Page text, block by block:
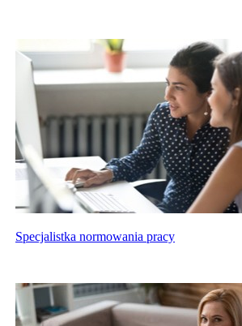
Specjalistka normowania pracy